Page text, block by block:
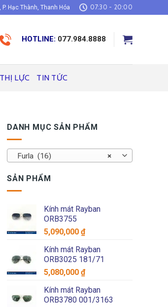
Hạc Thành, Thanh Hóa 07:30 - 20:00
HOTLINE: 077.984.8888
LỰC TIN TỨC
DANH MỤC SẢN PHẨM
×
Furla (16)
SẢN PHẨM
Kính mát Rayban
ORB3755
5,090,000 ₫
Kính mát Rayban
ORB3025 181/71
5,080,000 ₫
Kính mát Rayban
ORB3780 001/3163